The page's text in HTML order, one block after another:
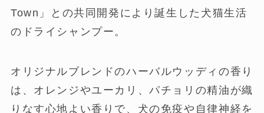
Town」との共同開発により誕生した犬猫生活
のドライシャンプー。
オリジナルブレンドのハーバルウッディの香り
は、オレンジやユーカリ、パチョリの精油が織
りなす心地よい香りで、犬の免疫や自律神経を